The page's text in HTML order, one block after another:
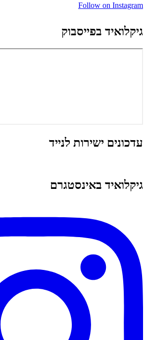
Follow on Instagram
גיקלואיד בפייסבוק
עדכונים ישירות לנייד
גיקלואיד באינסטגרם